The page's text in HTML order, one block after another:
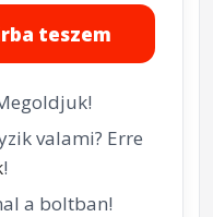
teszem
valami? Erre
!
a boltban!